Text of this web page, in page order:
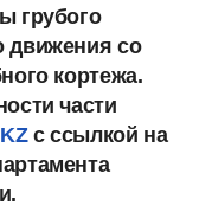
грубого
движения со
кортежа.
части
с ссылкой на